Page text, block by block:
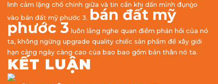
linh cảm lặng chổ chính giữa và tin cẩn khi dấn mình đụng̀o
vào bán đất mỹ phước 3. bán đất mỹ
phước 3 luôn lắng nghe quan điểm phản hồi của nó
ta, không ngừng upgrade quality chiếc sản phẩm để xây giới
hạn càng ngày càng cao của bao bao gồm bản thân nó ta.
KẾT LUẬN